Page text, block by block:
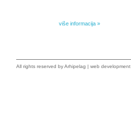
više informacija »
All rights reserved byArhipelag | web development